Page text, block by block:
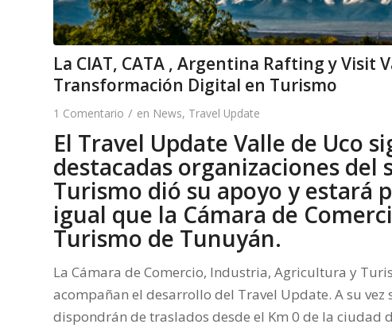
La CIAT, CATA , Argentina Rafting y Visit
Transformación Digital en Turismo
1 Comentario / en News, Travel Update
El Travel Update Valle de Uco
destacadas organizaciones del
Turismo dió su apoyo y estará
igual que la Cámara de
Turismo de Tunuyán.
La Cámara de Comercio, Industria, Agricultura y
acompañan el desarrollo del Travel Update. A su
dispondrán de traslados desde el Km 0 de la